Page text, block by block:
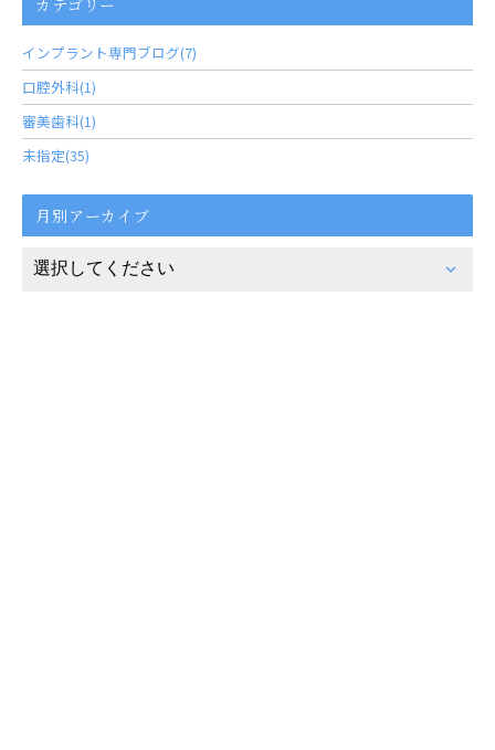
インプラント専門ブログ(7)
口腔外科(1)
審美歯科(1)
未指定(35)
月別アーカイブ